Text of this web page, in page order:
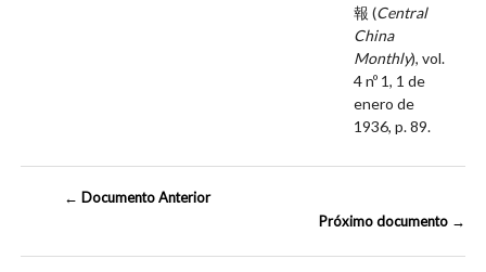
報 (Central
China
Monthly), vol.
4 nº 1, 1 de
enero de
1936, p. 89.
← Documento Anterior
Próximo documento →